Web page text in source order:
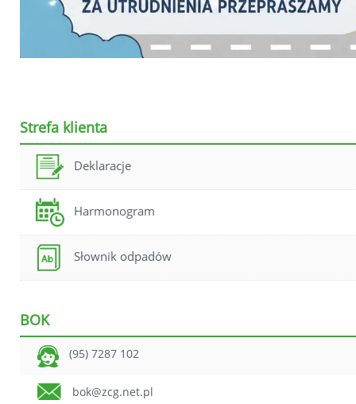
Strefa klienta
Deklaracje
Harmonogram
Słownik odpadów
BOK
(95) 7287 102
bok@zcg.net.pl